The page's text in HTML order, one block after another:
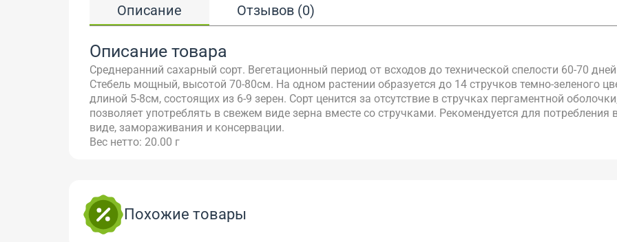
Описание Отзывов (0)
Описание товара
Среднеранний сахарный сорт. Вегетационный период от всходов до технической спелости 60-70
Стебель мощный, высотой 70-80см. На одном растении образуется до 14 стручков темно-зеленого
длиной 5-8см, состоящих из 6-9 зерен. Сорт ценится за отсутствие в стручках пергаментной
позволяет употреблять в свежем виде зерна вместе со стручками. Рекомендуется для потребления
виде, замораживания и консервации.
Вес нетто: 20.00 г
Похожие товары